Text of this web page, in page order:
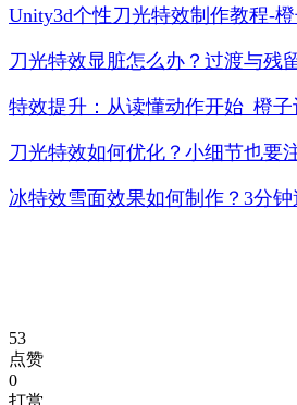
Unity3d个性刀光特效制作教程-
刀光特效显脏怎么办？过渡与残
特效提升：从读懂动作开始_橙子
刀光特效如何优化？小细节也要
冰特效雪面效果如何制作？3分
53
点赞
0
打赏